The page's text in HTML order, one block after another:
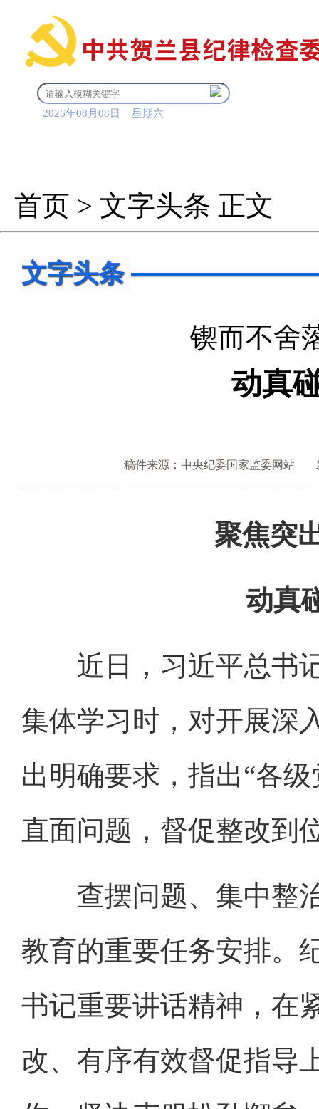
2026年08月08日 星期六
首页 > 文字头条 正文
文字头条
锲而不舍
动真
稿件来源：中央纪委国家监委网站
聚焦突
动真
近日，习近平总书记
集体学习时，对开展深
出明确要求，指出“各
直面问题，督促整改到
查摆问题、集中整治
教育的重要任务安排。
书记重要讲话精神，在
改、有序有效督促指导